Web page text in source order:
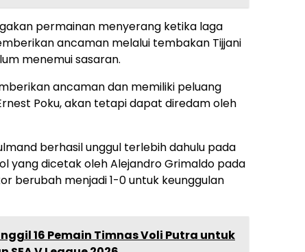
permainan menyerang ketika laga
ancaman melalui tembakan Tijjani
menemui sasaran.
ancaman dan memiliki peluang
Poku, akan tetapi dapat diredam oleh
berhasil unggul terlebih dahulu pada
yang dicetak oleh Alejandro Grimaldo pada
berubah menjadi 1-0 untuk keunggulan
16 Pemain Timnas Voli Putra untuk